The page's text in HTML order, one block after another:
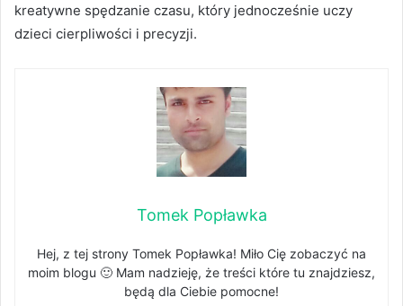
kreatywne spędzanie czasu, który jednocześnie uczy
dzieci cierpliwości i precyzji.
Tomek Popławka
Hej, z tej strony Tomek Popławka! Miło Cię zobaczyć na
moim blogu 🙂 Mam nadzieję, że treści które tu znajdziesz,
będą dla Ciebie pomocne!